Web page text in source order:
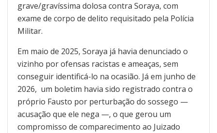
grave/gravíssima dolosa contra Soraya, com
exame de corpo de delito requisitado pela Polícia
Militar.
Em maio de 2025, Soraya já havia denunciado o
vizinho por ofensas racistas e ameaças, sem
conseguir identificá-lo na ocasião. Já em junho de
2026, um boletim havia sido registrado contra o
próprio Fausto por perturbação do sossego —
acusação que ele nega —, o que gerou um
compromisso de comparecimento ao Juizado